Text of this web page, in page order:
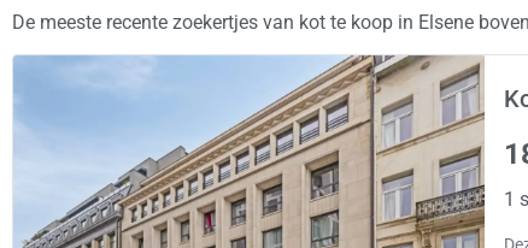
De meeste recente zoekertjes van kot te koop in Elsene
1